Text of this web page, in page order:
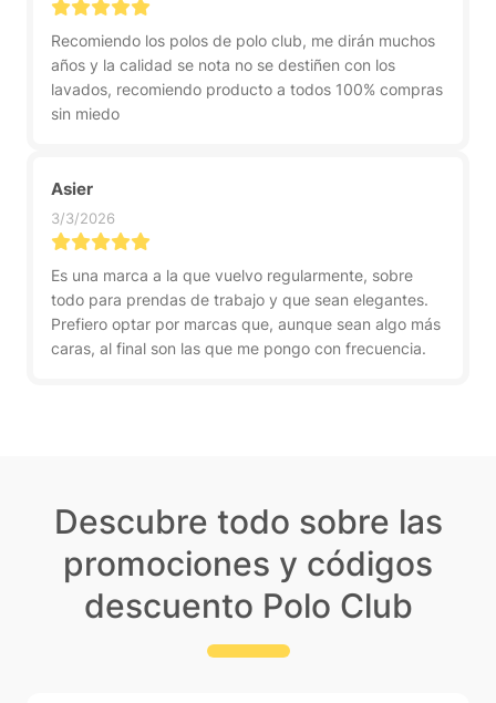
Recomiendo los polos de polo club, me dirán muchos
años y la calidad se nota no se destiñen con los
lavados, recomiendo producto a todos 100% compras
sin miedo
Asier
3/3/2026
Es una marca a la que vuelvo regularmente, sobre
todo para prendas de trabajo y que sean elegantes.
Prefiero optar por marcas que, aunque sean algo más
caras, al final son las que me pongo con frecuencia.
Descubre todo sobre las
promociones y códigos
descuento Polo Club